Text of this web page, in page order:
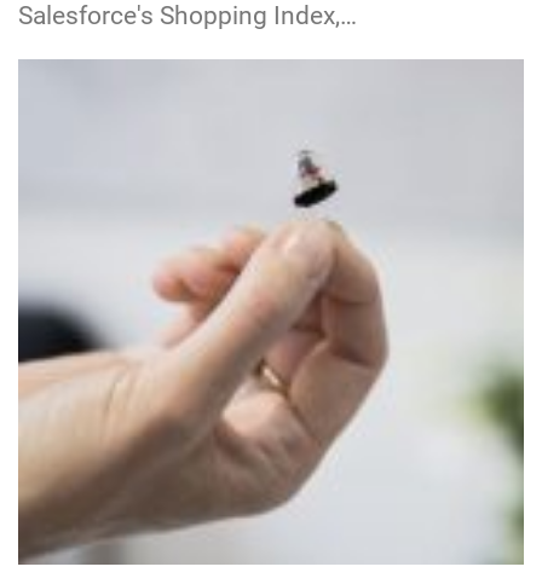
Salesforce's Shopping Index,…